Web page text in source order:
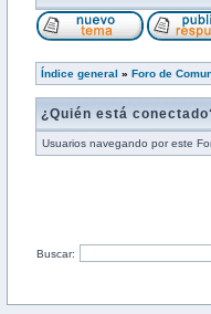
Índice general » Foro de
¿Quién está
Usuarios navegando por este
Buscar: